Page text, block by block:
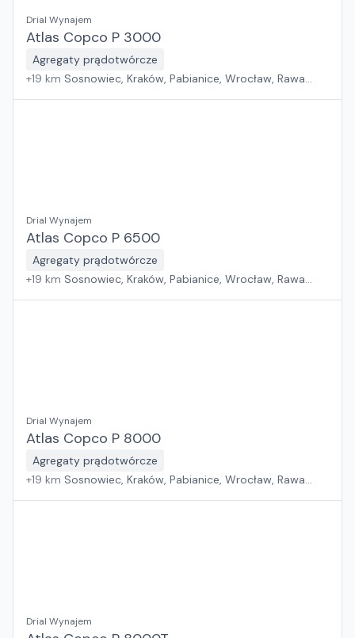
Drial Wynajem
Atlas Copco P 3000
Agregaty prądotwórcze
+19 km Sosnowiec, Kraków, Pabianice, Wrocław, Rawa
Drial Wynajem
Atlas Copco P 6500
Agregaty prądotwórcze
+19 km Sosnowiec, Kraków, Pabianice, Wrocław, Rawa
Drial Wynajem
Atlas Copco P 8000
Agregaty prądotwórcze
+19 km Sosnowiec, Kraków, Pabianice, Wrocław, Rawa
Drial Wynajem